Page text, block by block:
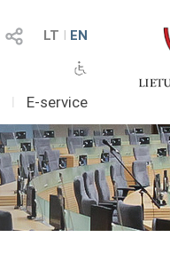
LT I EN
I E-service